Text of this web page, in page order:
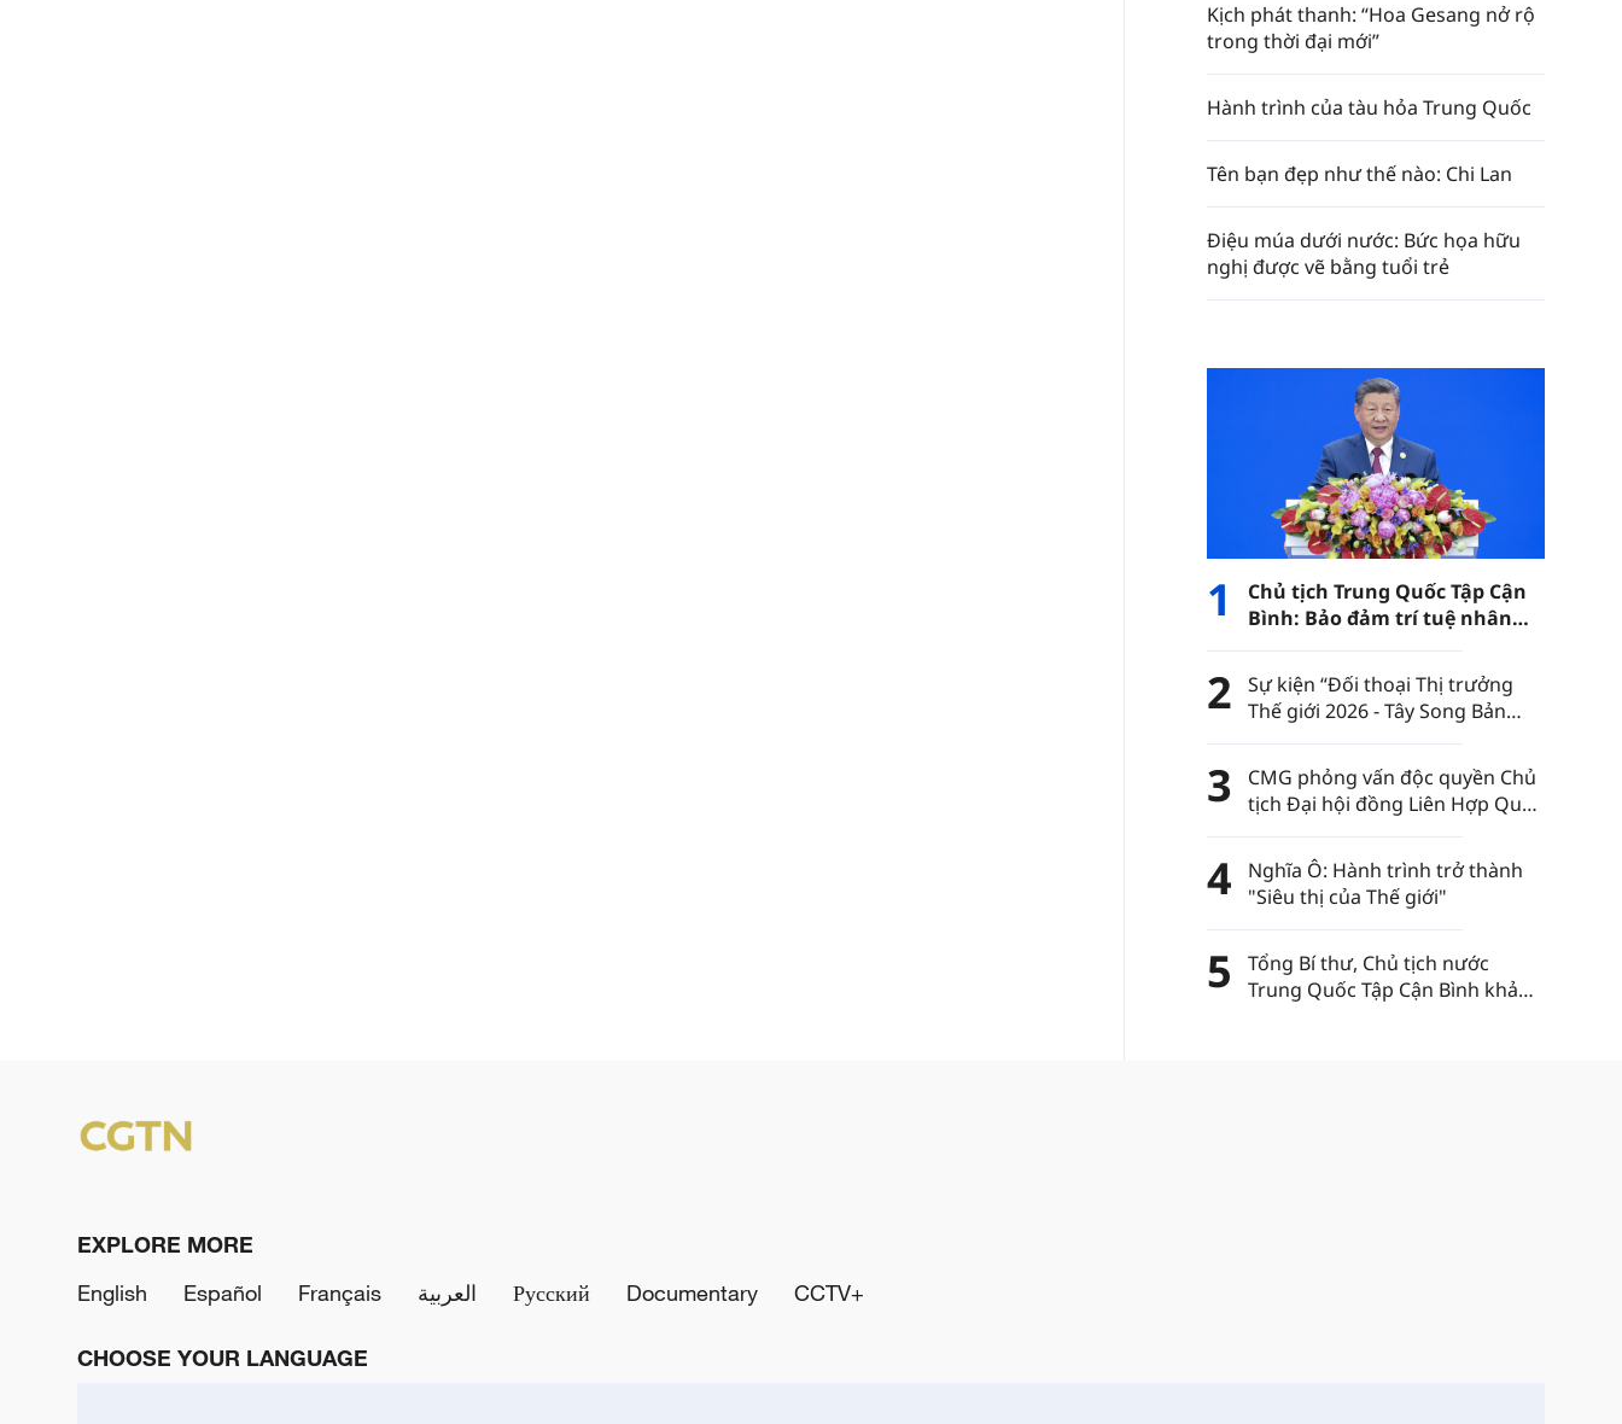
Kịch phát thanh: “Hoa Gesang nở rộ
trong thời đại mới”
Hành trình của tàu hỏa Trung Quốc
Tên bạn đẹp như thế nào: Chi Lan
Điệu múa dưới nước: Bức họa hữu
nghị được vẽ bằng tuổi trẻ
1
Chủ tịch Trung Quốc Tập Cận
Bình: Bảo đảm trí tuệ nhân
tạo luôn nằm trong sự kiểm
soát của nhân loại
2
Sự kiện “Đối thoại Thị trưởng
Thế giới 2026 - Tây Song Bản
Nạp” diễn ra tại châu tự trị dân
tộc Thái Tây Song Bản Nạp, tỉnh
Vân Nam, Trung Quốc
3
CMG phỏng vấn độc quyền Chủ
tịch Đại hội đồng Liên Hợp Quốc
khóa 80
4
Nghĩa Ô: Hành trình trở thành
"Siêu thị của Thế giới"
5
Tổng Bí thư, Chủ tịch nước
Trung Quốc Tập Cận Bình khảo
EXPLORE MORE
English
Español Français العربية Русский Documentary CCTV+
CHOOSE YOUR LANGUAGE